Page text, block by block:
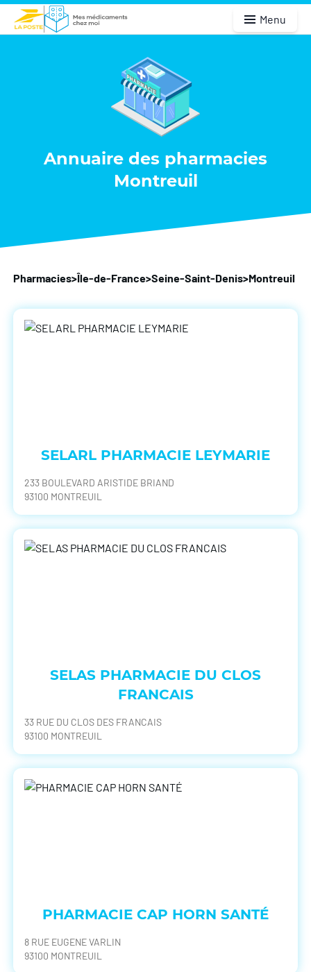
Menu
Annuaire des pharmacies
Montreuil
Pharmacies>Île-de-France>Seine-Saint-Denis>Montreuil
SELARL PHARMACIE LEYMARIE
233 BOULEVARD ARISTIDE BRIAND
93100 MONTREUIL
SELAS PHARMACIE DU CLOS
FRANCAIS
33 RUE DU CLOS DES FRANCAIS
93100 MONTREUIL
PHARMACIE CAP HORN SANTÉ
8 RUE EUGENE VARLIN
93100 MONTREUIL